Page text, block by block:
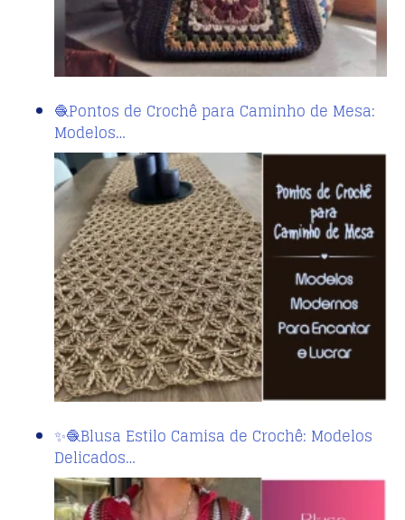
🧶Pontos de Crochê para Caminho de Mesa:
Modelos…
✨🧶Blusa Estilo Camisa de Crochê: Modelos
Delicados…